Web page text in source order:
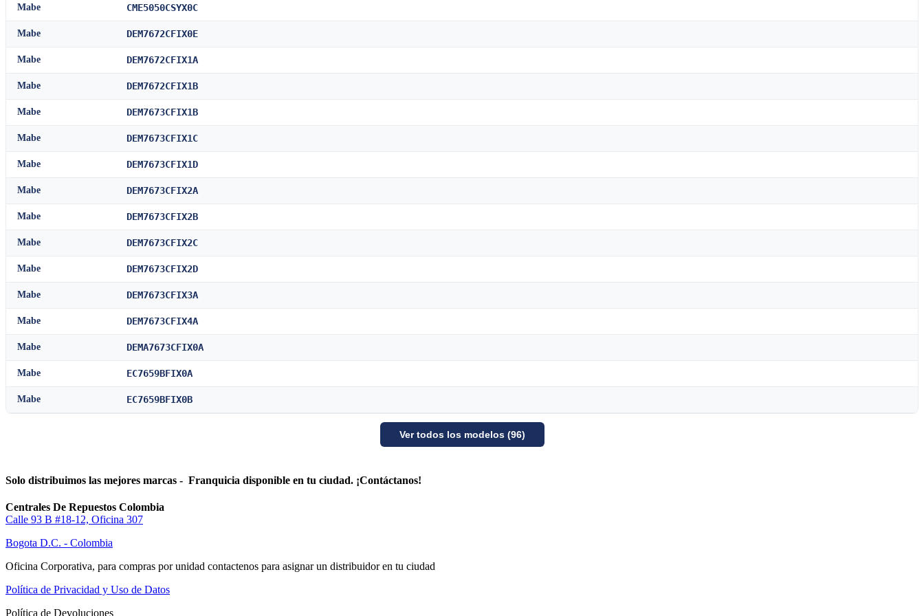
Mabe CME5050CSYX0C
Mabe DEM7672CFIX0E
Mabe DEM7672CFIX1A
Mabe DEM7672CFIX1B
Mabe DEM7673CFIX1B
Mabe DEM7673CFIX1C
Mabe DEM7673CFIX1D
Mabe DEM7673CFIX2A
Mabe DEM7673CFIX2B
Mabe DEM7673CFIX2C
Mabe DEM7673CFIX2D
Mabe DEM7673CFIX3A
Mabe DEM7673CFIX4A
Mabe DEMA7673CFIX0A
Mabe EC7659BFIX0A
Mabe EC7659BFIX0B
Ver todos los modelos (96)
Solo distribuimos las mejores marcas - Franquicia disponible en tu ciudad. ¡Contáctanos!
Centrales De Repuestos Colombia
Calle 93 B #18-12, Oficina 307
Bogota D.C. - Colombia
Oficina Corporativa, para compras por unidad contactenos para asignar un distribuidor en tu ciudad
Política de Privacidad y Uso de Datos
Política de Devoluciones